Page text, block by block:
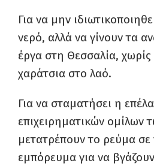
Για να μην
νερό, αλλά να γίνουν τα
έργα στη Θεσσαλία, χωρίς
χαράτσια στο λαό.
Για να σταματήσει η
επιχειρηματικών ομίλων
μετατρέπουν το ρεύμα σε
εμπόρευμα για να